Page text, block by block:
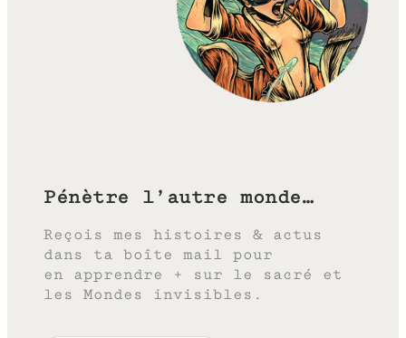
Pénètre l’autre monde…
Reçois mes histoires & actus
dans ta boîte mail pour
en apprendre + sur le sacré et
les Mondes invisibles.